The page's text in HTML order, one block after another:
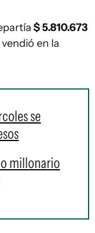
$ 5.810.673
en la
se
millonario